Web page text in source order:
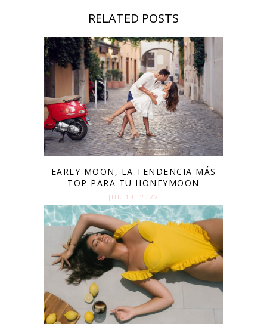
RELATED POSTS
EARLY MOON, LA TENDENCIA MÁS
TOP PARA TU HONEYMOON
JUL 14. 2022